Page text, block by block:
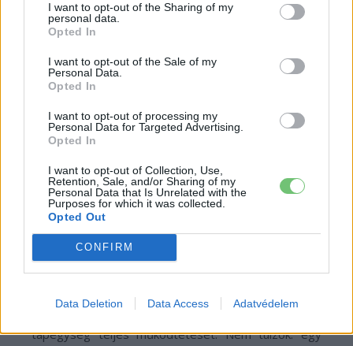
I want to opt-out of the Sharing of my
personal data.
Opted In
I want to opt-out of the Sale of my
Personal Data.
Opted In
I want to opt-out of processing my
Personal Data for Targeted Advertising.
Opted In
I want to opt-out of Collection, Use,
Retention, Sale, and/or Sharing of my
Personal Data that Is Unrelated with the
Purposes for which it was collected.
Opted Out
CONFIRM
Data Deletion Data Access Adatvédelem
egy távoli szoftver-frissítéssel majd meglepi az
autótulajdonosokat a 11 kW-ról 18 kW-ra történő
hurrikán kapcsán megtette a 60 kWh-s akkuval
szerelt Model S-es 75 kWh-sá történő
„varázslásával” is. Kinézem belőle… J
Hogy állításom nem teljesen légből kapott, más is
bizonyítja. A klasszikus tápegység-és töltő-tervezési
szokások szerint a tápegységek vezérlését cél-IC-
kkel oldották meg, így mind az üzemi frekvencia, mind
az áramok fixek voltak, tervezéskor dőltek el. Amikor
a Gen. 2-es töltőt visszarajzoltam, nem értettem,
hogy a klasszikus módszer helyett miért egy DSP-
vel, azaz egy nagysebességű digitális jelfeldolgozó
processzorral, „szoftverből” oldották meg a
tápegység teljes működtetését. Nem túlzok: egy